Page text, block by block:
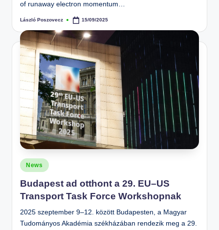
of runaway electron momentum…
Posted
László Poszovecz 15/09/2025
Posted
in
News
Budapest ad otthont a 29. EU–US
Transport Task Force Workshopnak
2025 szeptember 9–12. között Budapesten, a Magyar
Tudományos Akadémia székházában rendezik meg a 29.